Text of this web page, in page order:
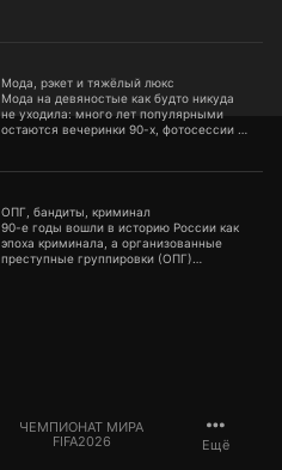
ЧЕМПИОНАТ МИРА
FIFA2026
Ещё
Мода, рэкет и тяжёлый люкс
Мода на девяностые как будто никуда
не уходила: много лет популярными
остаются вечеринки 90-х, фотосессии в
малиновый пиджак — это круто. Ида
персонами fashion-мира 90-х, чтобы
разобраться, какой была мода в те
времена.
ОПГ, бандиты, криминал
90-е годы вошли в историю России как
эпоха криминала, а организованные
преступные группировки (ОПГ)